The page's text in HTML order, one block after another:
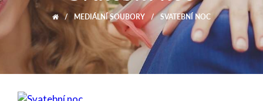
/ MEDIÁLNÍ SOUBORY / SVATEBNÍ NOC